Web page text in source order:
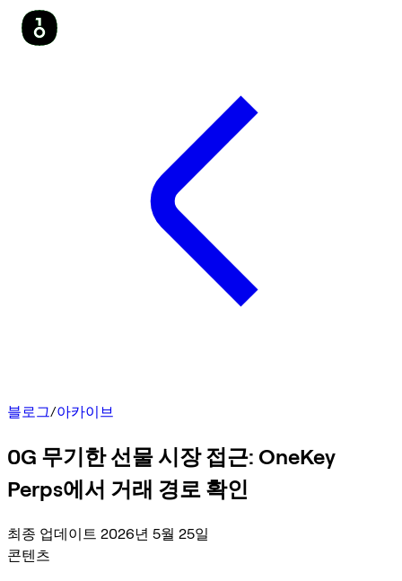
블로그/아카이브
0G 무기한 선물 시장 접근: OneKey
Perps에서 거래 경로 확인
최종 업데이트 2026년 5월 25일
콘텐츠